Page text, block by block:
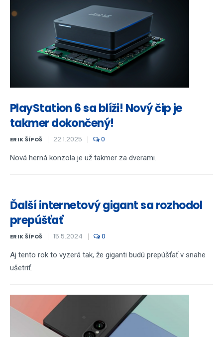
PlayStation 6 sa blíži! Nový čip je
takmer dokončený!
ERIK ŠÍPOŠ 22.1.2025 0
Nová herná konzola je už takmer za dverami.
Ďalší internetový gigant sa rozhodol
prepúšťať
ERIK ŠÍPOŠ 15.5.2024 0
Aj tento rok to vyzerá tak, že giganti budú prepúšťať v snahe
ušetriť.